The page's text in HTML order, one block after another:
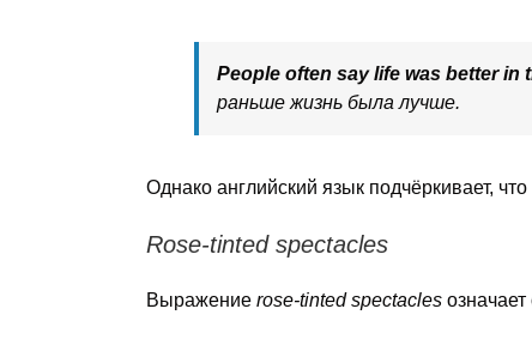
People often say life was better in
раньше жизнь была лучше.
Однако английский язык подчёркивает,
Rose-tinted spectacles
Выражение rose-tinted spectacles